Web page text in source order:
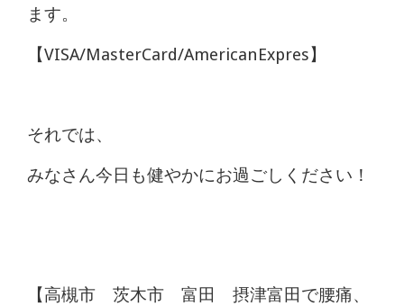
ます。
【VISA/MasterCard/AmericanExpres】
それでは、
みなさん今日も健やかにお過ごしください！
【高槻市 茨木市 富田 摂津富田で腰痛、